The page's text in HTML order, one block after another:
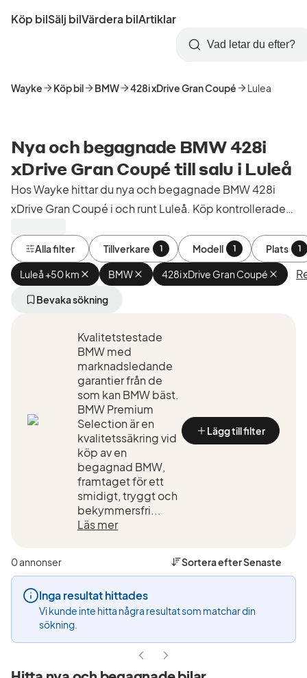
till
Startsida
Köp bilSälj bilVärdera bilArtiklar
Skapa
konto
Logga
in
Sök
Wayke Köp bil BMW 428i xDrive Gran Coupé Lulea
Nya och begagnade BMW 428i
xDrive Gran Coupé till salu i Luleå
Hos Wayke hittar du nya och begagnade BMW 428i
xDrive Gran Coupé i och runt Luleå. Köp kontrollerade
Alla filter Tillverkare 1 Modell 1 Plats 1
Luleå +50 km Ta
bort
aktivt
+50
km
(Plats)
BMW Ta
bort
(Tillverkare)
428i xDrive Gran Coupé Ta
bort
Bevaka sökning
Kvalitetstestade
BMW med
marknadsledande
garantier från de
som kan BMW bäst.
BMW Premium
Selection är en
kvalitetssäkring vid
köp av en
begagnad BMW,
framtaget för ett
smidigt, tryggt och
bekymmersfri...
Läs mer
Lägg till filter
0 annonser Sortera efterSenaste
Inga resultat hittades
Vi kunde inte hitta några resultat som matchar din
sökning.